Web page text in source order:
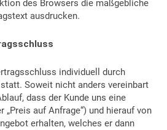
des Browsers die maßgebliche
ausdrucken.
individuell durch
Soweit nicht anders vereinbart
dass der Kunde uns eine
„Preis auf Anfrage“) und hierauf von
erhalten, welches er dann